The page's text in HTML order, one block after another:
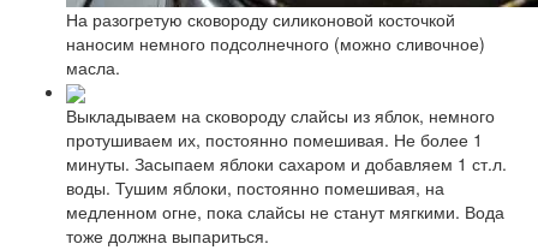
На разогретую сковороду силиконовой косточкой
наносим немного подсолнечного (можно сливочное)
масла.
Выкладываем на сковороду слайсы из яблок, немного
протушиваем их, постоянно помешивая. Не более 1
минуты. Засыпаем яблоки сахаром и добавляем 1 ст.л.
воды. Тушим яблоки, постоянно помешивая, на
медленном огне, пока слайсы не станут мягкими. Вода
тоже должна выпариться.